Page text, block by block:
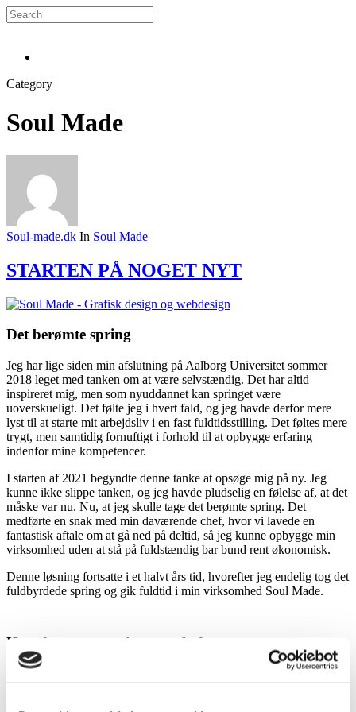
Skip
to
content
Category
Soul Made
Soul-made.dk In Soul Made
STARTEN PÅ NOGET NYT
Det berømte spring
Jeg har lige siden min afslutning på Aalborg Universitet sommer
2018 leget med tanken om at være selvstændig. Det har altid
inspireret mig, men som nyuddannet kan springet være
uoverskueligt. Det følte jeg i hvert fald, og jeg havde derfor mere
lyst til at starte mit arbejdsliv i en fast fuldtidsstilling. Det føltes mere
trygt, men samtidig fornuftigt i forhold til at opbygge erfaring
indenfor mine kompetencer.
I starten af 2021 begyndte denne tanke at opsøge mig på ny. Jeg
kunne ikke slippe tanken, og jeg havde pludselig en følelse af, at det
måske var nu. Nu, at jeg skulle tage det berømte spring. Det
medførte en snak med min daværende chef, hvor vi lavede en
fantastisk aftale om at gå ned på deltid, så jeg kunne opbygge min
virksomhed uden at stå på fuldstændig bar bund rent økonomisk.
Denne løsning fortsatte i et halvt års tid, hvorefter jeg endelig tog det
fuldbyrdede spring og gik fuldtid i min virksomhed Soul Made.
Hverdagen som min egen chef
Opstarten af Soul Made har været en proces, der aldrig slutter.